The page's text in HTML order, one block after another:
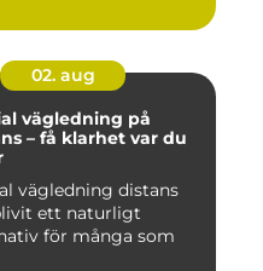
02. aug
vägledning på
– få klarhet var du
vägledning distans
ett naturligt
för många som